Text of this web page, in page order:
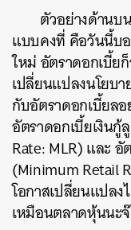
ตัวอย่างด้านบ
แบบคงที่ คือวันนี้บอ
ใหม่ อัตราดอกเบี้ย
เปลี่ยนแปลงนโยบ
กับอัตราดอกเบี้ยล
อัตราดอกเบี้ยเงิน
Rate: MLR) และ
(Minimum Retail
โอกาสเปลี่ยนแปล
เหมือนตลาดหุ้นนะ